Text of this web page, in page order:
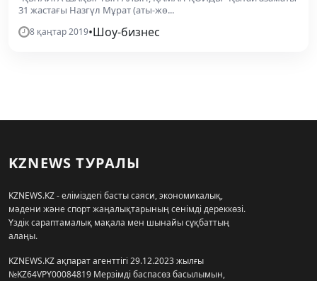
31 жастағы Назгүл Мұрат (аты-жө...
8 қаңтар 2019•Шоу-бизнес
KZNEWS ТУРАЛЫ
KZNEWS.KZ - еліміздегі басты саяси, экономикалық,
мәдени және спорт жаңалықтарының сенімді дереккөзі.
Үздік сараптамалық мақала мен шынайы сұқбаттың
алаңы.
KZNEWS.KZ ақпарат агенттігі 29.12.2023 жылғы
№KZ64VPY00084819 Мерзімді баспасөз басылымын,